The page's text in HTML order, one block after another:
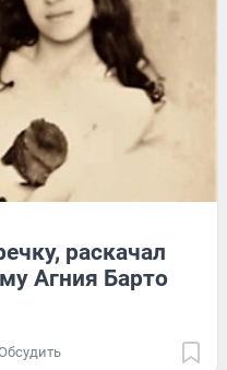
раскачал
Агния Барто